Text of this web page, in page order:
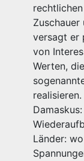
versagt er
von
Werten,
Länder: